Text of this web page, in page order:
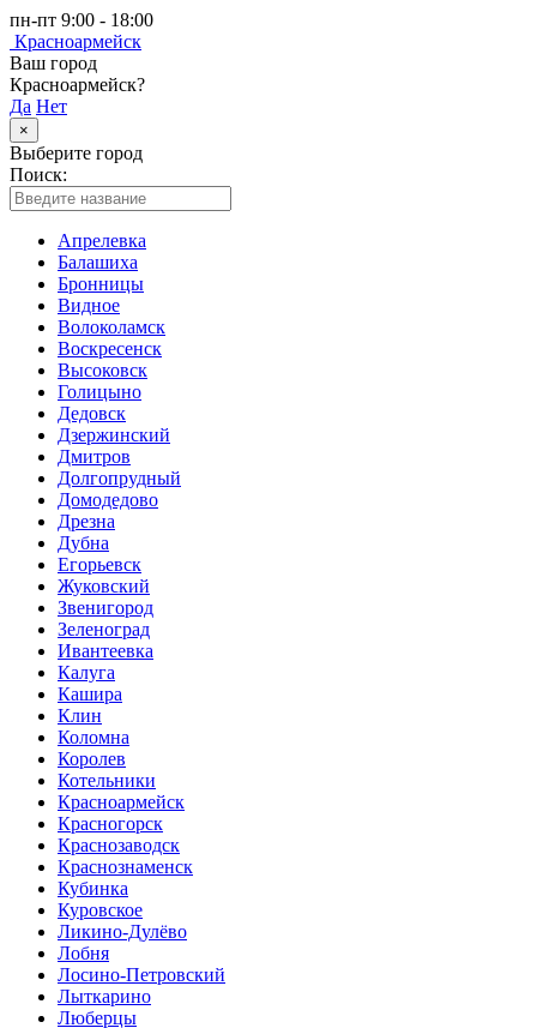
пн-пт 9:00 - 18:00
Красноармейск
Ваш город
Красноармейск?
Да Нет
×
Выберите город
Поиск:
Апрелевка
Балашиха
Бронницы
Видное
Волоколамск
Воскресенск
Высоковск
Голицыно
Дедовск
Дзержинский
Дмитров
Долгопрудный
Домодедово
Дрезна
Дубна
Егорьевск
Жуковский
Звенигород
Зеленоград
Ивантеевка
Калуга
Кашира
Клин
Коломна
Королев
Котельники
Красноармейск
Красногорск
Краснозаводск
Краснознаменск
Кубинка
Куровское
Ликино-Дулёво
Лобня
Лосино-Петровский
Лыткарино
Люберцы